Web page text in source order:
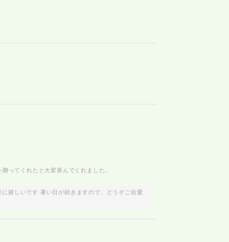
ってくれたと大変喜んでくれました。
嬉しいです 暑い日が続きますので、どうぞご自愛